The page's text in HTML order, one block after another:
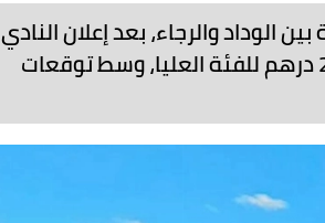
الوداد والرجاء، بعد إعلان النادي
الأحمر عن طرح تذاكر المباراة بأسعار متفاوتة وصلت إلى 2000 درهم للفئة العليا، وسط توقعات